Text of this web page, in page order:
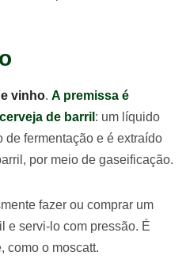
vinho. A premissa é
de barril : um líquido
de fermentação e é extraído
por meio de gaseificação.
fazer ou comprar um
e servi-lo com pressão. É
como o moscatt.